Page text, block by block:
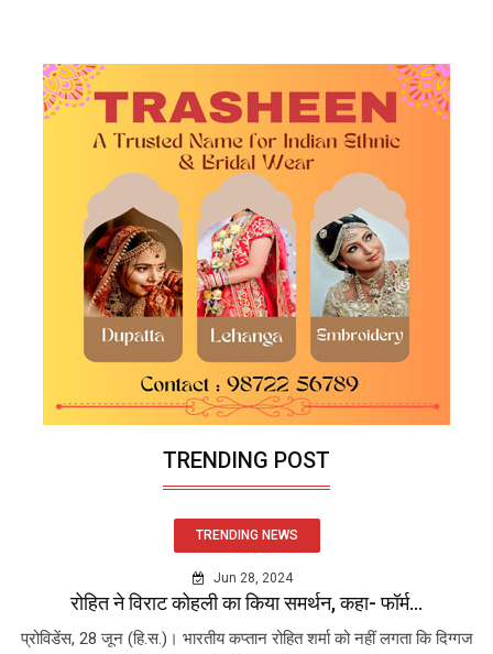
TRENDING POST
TRENDING NEWS
Jun 28, 2024
रोहित ने विराट कोहली का किया समर्थन, कहा- फॉर्म...
प्रोविडेंस, 28 जून (हि.स.)। भारतीय कप्तान रोहित शर्मा को नहीं लगता कि दिग्गज